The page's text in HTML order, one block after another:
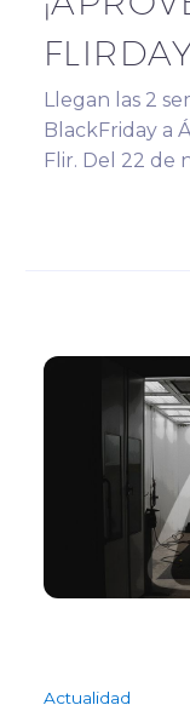
Llegan las 2
BlackFriday a
Flir. Del 22 de
Actualidad